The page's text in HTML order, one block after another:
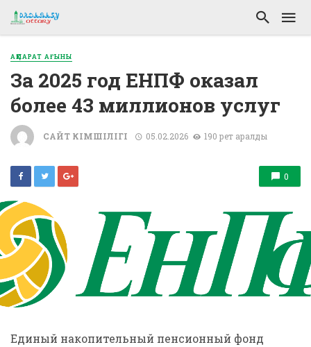
АҚПАРАТ АҒЫНЫ
За 2025 год ЕНПФ оказал
более 43 миллионов услуг
САЙТ ӘКІМШІЛІГІ 05.02.2026 190 рет қаралды
0
Единый накопительный пенсионный фонд